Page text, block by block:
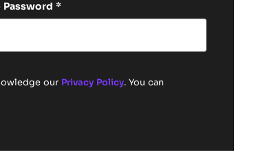
Password *
our Privacy Policy. You can